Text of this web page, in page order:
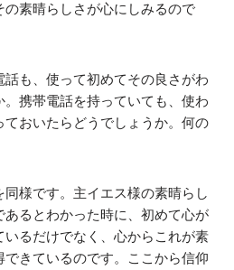
素晴らしさが心にしみるので
も、使って初めてその良さがわ
携帯電話を持っていても、使わ
おいたらどうでしょうか。何の
様です。主イエス様の素晴らし
あるとわかった時に、初めて心が
るだけでなく、心からこれが素
きているのです。ここから信仰